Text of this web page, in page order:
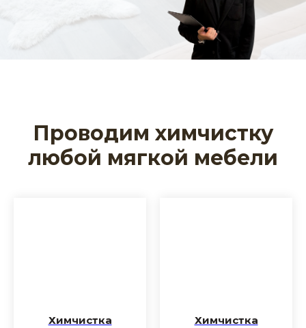
Проводим химчистку
любой мягкой мебели
Химчистка
Химчистка